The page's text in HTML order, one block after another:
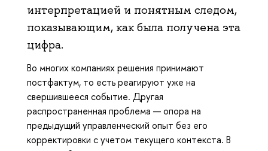
интерпретацией и понятным следом,
показывающим, как была получена эта
цифра.
Во многих компаниях решения принимают
постфактум, то есть реагируют уже на
свершившееся событие. Другая
распространенная проблема — опора на
предыдущий управленческий опыт без его
корректировки с учетом текущего контекста. В